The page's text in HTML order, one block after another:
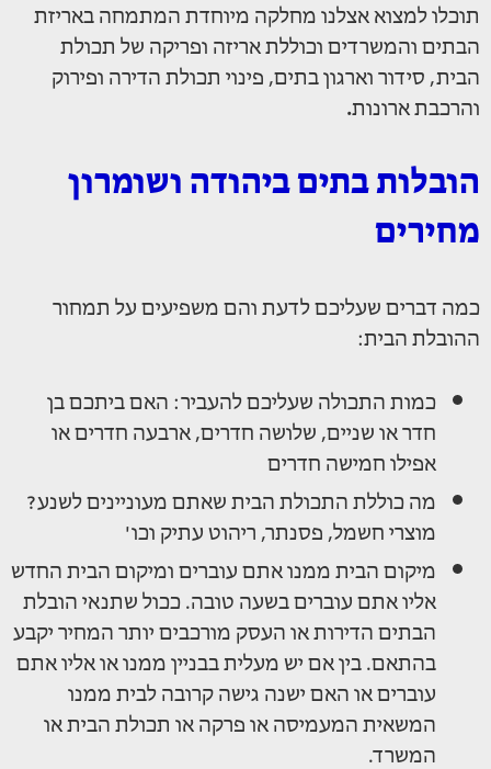
תוכלו למצוא אצלנו מחלקה מיוחדת המתמחה באריזת
הבתים והמשרדים וכוללת אריזה ופריקה של תכולת
הבית, סידור וארגון בתים, פינוי תכולת הדירה ופירוק
והרכבת ארונות.
הובלות בתים ביהודה ושומרון
מחירים
כמה דברים שעליכם לדעת והם משפיעים על תמחור
ההובלת הבית:
כמות התכולה שעליכם להעביר: האם ביתכם בן
חדר או שניים, שלושה חדרים, ארבעה חדרים או
אפילו חמישה חדרים
מה כוללת התכולת הבית שאתם מעוניינים לשנע?
מוצרי חשמל, פסנתר, ריהוט עתיק וכו'
מיקום הבית ממנו אתם עוברים ומיקום הבית החדש
אליו אתם עוברים בשעה טובה. ככול שתנאי הובלת
הבתים הדירות או העסק מורכבים יותר המחיר יקבע
בהתאם. בין אם יש מעלית בבניין ממנו או אליו אתם
עוברים או האם ישנה גישה קרובה לבית ממנו
המשאית המעמיסה או פרקה או תכולת הבית או
המשרד.